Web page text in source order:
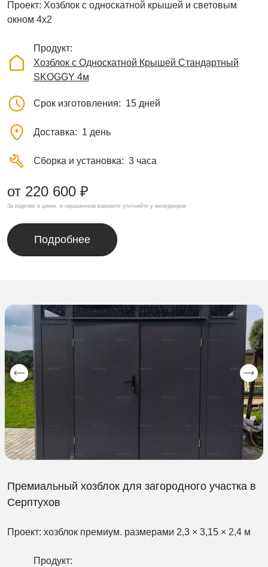
Проект: Хозблок с односкатной крышей и световым
окном 4х2
Продукт
Хозблок с Односкатной Крышей Стандартный
SKOGGY 4м
Срок изготовления 15 дней
Доставка 1 день
Сборка и установка 3 часа
от 220 600 ₽
За изделие в цинке, в окрашенном варианте уточняйте у менеджеров
Подробнее
Премиальный хозблок для загородного участка в
Серптухов
Проект: хозблок премиум. размерами 2,3 × 3,15 × 2,4 м
Продукт